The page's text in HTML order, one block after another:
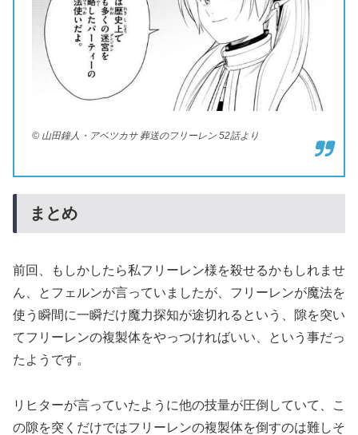
© 山田鐘人・アベツカサ 葬送のフリーレン 52話より
まとめ
前回、もしかしたら私フリーレン様を殺せるかもしれませ
ん、とフェルンが言っていましたが、フリーレンが魔法を
使う瞬間に一瞬だけ魔力探知が途切れるという、隙を突い
てフリーレンの複製体をやっつければいい、という事だっ
たようです。
リヒターが言っていたように他の技量が圧倒していて、こ
の隙を突くだけではフリーレンの複製体を倒すのは難しそ